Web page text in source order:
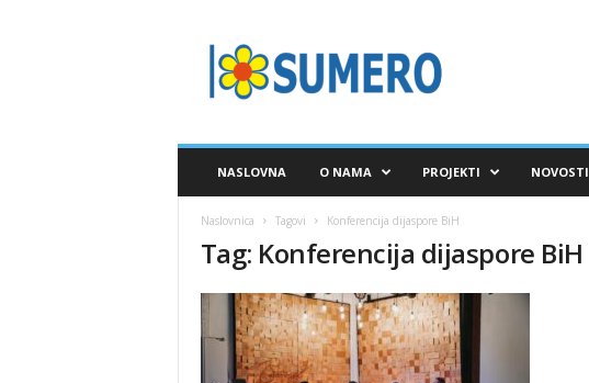
NASLOVNA O NAMA PROJEKTI NOVOSTI
Naslovnica Tagovi Konferencija dijaspore BiH
Tag: Konferencija dijaspore BiH